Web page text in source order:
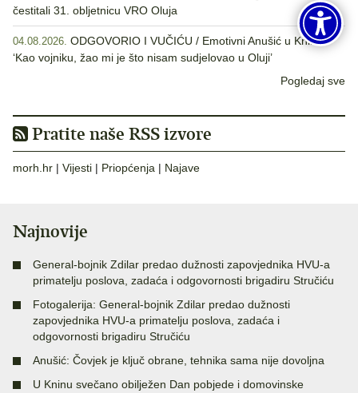
čestitali 31. obljetnicu VRO Oluja
04.08.2026. ODGOVORIO I VUČIĆU / Emotivni Anušić u Kninu:
‘Kao vojniku, žao mi je što nisam sudjelovao u Oluji’
Pogledaj sve
Pratite naše RSS izvore
morh.hr | Vijesti | Priopćenja | Najave
Najnovije
General-bojnik Zdilar predao dužnosti zapovjednika HVU-a
primatelju poslova, zadaća i odgovornosti brigadiru Stručiću
Fotogalerija: General-bojnik Zdilar predao dužnosti
zapovjednika HVU-a primatelju poslova, zadaća i
odgovornosti brigadiru Stručiću
Anušić: Čovjek je ključ obrane, tehnika sama nije dovoljna
U Kninu svečano obilježen Dan pobjede i domovinske